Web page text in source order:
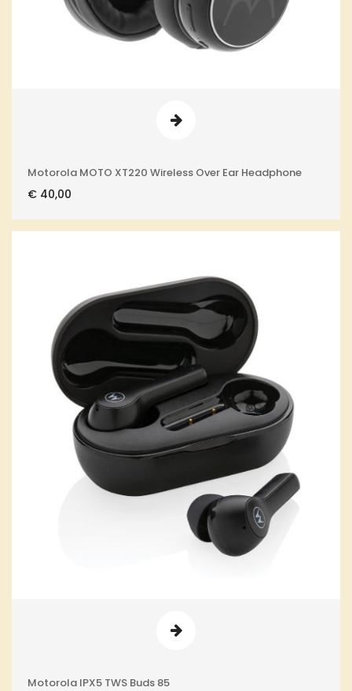
Motorola MOTO XT220 Wireless Over Ear Headphone
€ 40,00
Motorola IPX5 TWS Buds 85